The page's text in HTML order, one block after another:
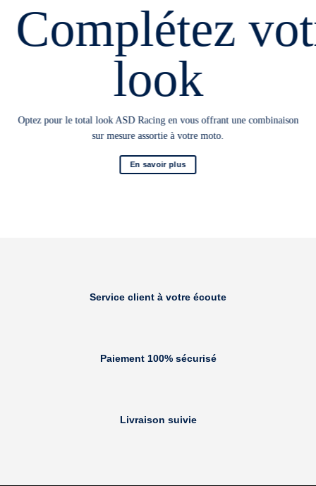
Complétez
look
Optez pour le total look ASD Racing en vous offrant une combinaison
sur mesure assortie à votre moto.
En savoir plus
Service client à votre écoute
Paiement 100% sécurisé
Livraison suivie